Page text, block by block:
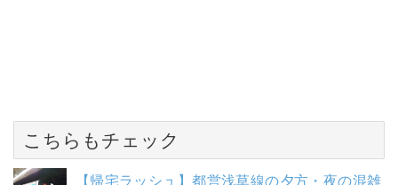
こちらもチェック
【帰宅ラッシュ】都営浅草線の夕方・夜の混雑